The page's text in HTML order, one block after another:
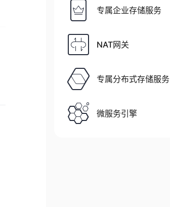
专属企业存储服务
NAT网关
专属分布式存储服务
微服务引擎